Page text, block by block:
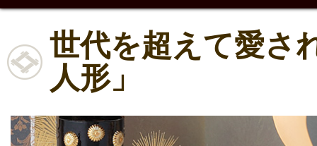
世代を超えて愛さ
人形」